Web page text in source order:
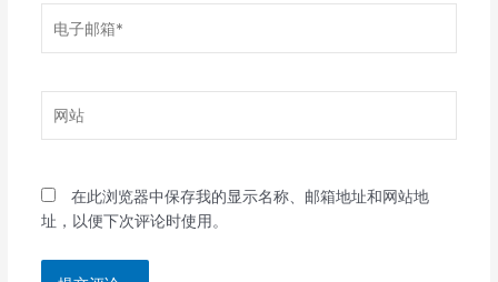
子
箱
站
在此浏览器中保存我的显示名称、邮箱地址和网站地
址，以便下次评论时使用。